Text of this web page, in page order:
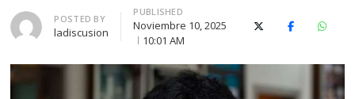
Author
POSTED BY
ladiscusion
PUBLISHED
Noviembre 10, 2025
10:01 AM
X (Twitter)Facebook